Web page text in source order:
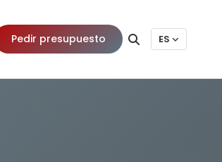
Pedir presupuesto ES